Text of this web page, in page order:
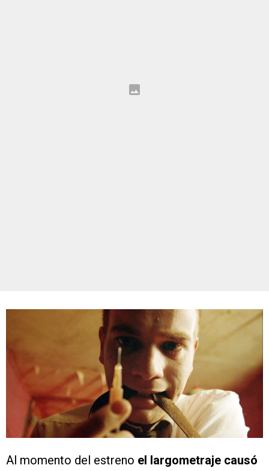
Al momento del estreno el largometraje causó